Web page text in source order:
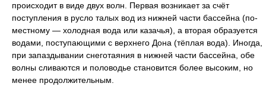
происходит в виде двух волн. Первая возникает за счёт
поступления в русло талых вод из нижней части бассейна (по-
местному — холодная вода или казачья), а вторая образуется
водами, поступающими с верхнего Дона (тёплая вода). Иногда,
при запаздывании снеготаяния в нижней части бассейна, обе
волны сливаются и половодье становится более высоким, но
менее продолжительным.